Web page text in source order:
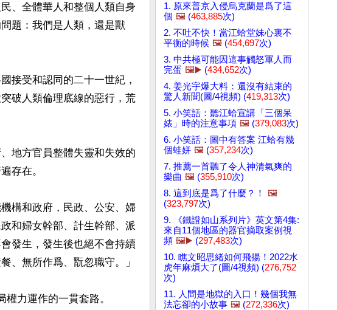
、全體華人和整個人類自身
題：我們是人類，還是獸
接受和認同的二十一世紀，
破人類倫理底線的惡行，荒
地方官員整體失靈和失效的
存在。
構和政府，民政、公安、婦
和婦女幹部、計生幹部、派
發生，發生後也絕不會持續
、無所作爲、翫忽職守。」
力運作的一貫套路。
1. 原來普京入侵烏克蘭是爲了這
個 🖼️ (463,885次)
2. 不吐不快！當江蛤堂妹心裏不
平衡的時候 🖼️ (454,697次)
3. 中共極可能因這事觸怒軍人而
完蛋 🖼️▶️ (434,652次)
4. 姜光宇爆大料：還沒有結束的
驚人新聞(圖/4視頻) (419,313次)
5. 小笑話：聽江蛤宣講「三個呆
婊」時的注意事項 🖼️ (379,083次)
6. 小笑話：圖中有答案 江蛤有幾
個蛙姘 🖼️ (357,234次)
7. 推薦一首聽了令人神清氣爽的
樂曲 🖼️ (355,910次)
8. 這到底是爲了什麼？！
🖼️
(323,797次)
9. 《鐵證如山系列片》英文第4集:
來自11個地區的器官摘取案例視
頻 🖼️▶️ (297,483次)
10. 瞧文昭思緒如何飛揚！2022水
虎年麻煩大了(圖/4視頻) (276,752
次)
11. 人間是地獄的入口！幾個我無
法忘卻的小故事 🖼️ (272,336次)